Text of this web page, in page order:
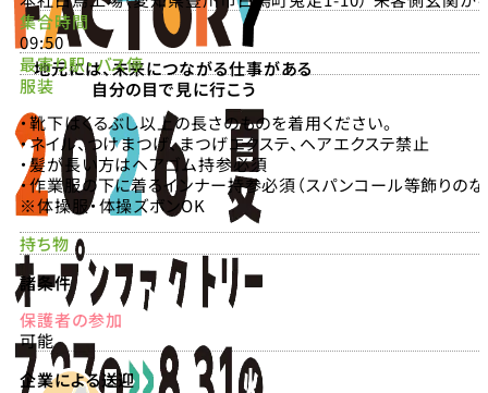
地元には、未来につながる仕事がある
自分の目で見に行こう
集合時間
09:50
最寄り駅・バス停
服装
・靴下はくるぶし以上の長さのものを着用ください。
・ネイル、つけまつげ、まつげエクステ、ヘアエクステ禁止
・髪が長い方はヘアゴム持参必須
・作業服の下に着るインナー持参必須（スパンコール等飾りのな
※体操服・体操ズボンOK
持ち物
諸条件
保護者の参加
可能
企業による送迎